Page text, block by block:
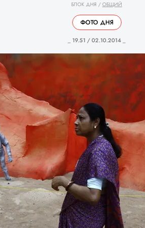
БЛОК ДНЯ / ОБЩИЙ
ФОТО ДНЯ
_ 19.51 / 02.10.2014 _